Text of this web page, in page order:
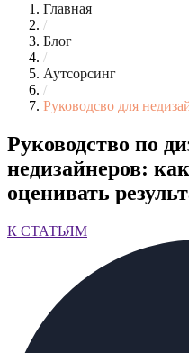
Главная
/
Блог
/
Аутсорсинг
/
Руководсво для
Руководство по
недизайнеров:
оценивать
К СТАТЬЯМ